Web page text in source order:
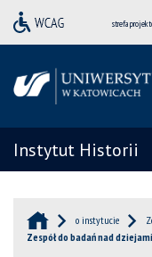
strefa
Instytut Historii
o instytucie
Zespół do badań nad